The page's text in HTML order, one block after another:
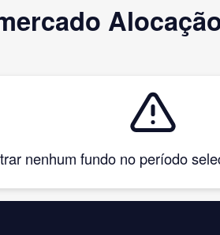
nenhum fundo no período